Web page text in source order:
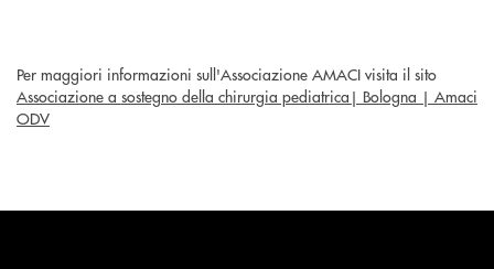
Per maggiori informazioni sull'Associazione AMACI visita il sito
Associazione a sostegno della chirurgia pediatrica| Bologna | Amaci
ODV